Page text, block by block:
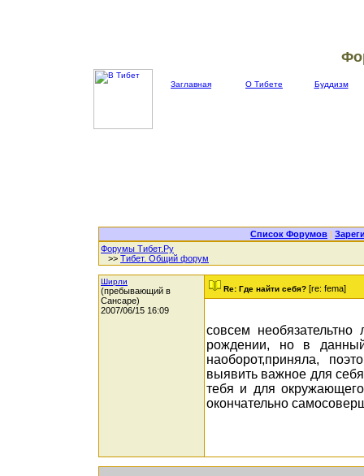
Заглавная О Тибете Буддизм
Список Форумов |
Форумы Тибет.Ру
>> Тибет. Общий форум
Ширли
(пребывающий в
Сансаре)
2007/06/15 16:09
Re: Где найти себя? [re: fema]
совсем
рождении, но в
наоборот,приняла,
выявить важное для
тебя и для
окончательно